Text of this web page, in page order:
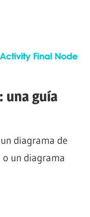
una guía
diagrama de
un diagrama